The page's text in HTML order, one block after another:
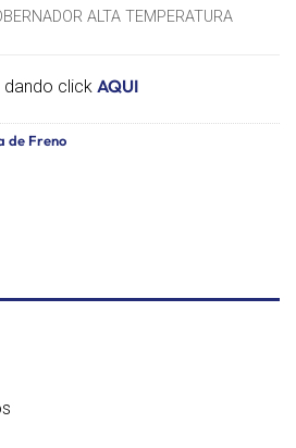
ALTA TEMPERATURA
click AQUI
de Freno